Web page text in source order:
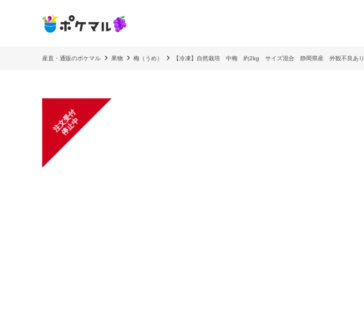
産直・通販のポケマル 果物 梅（うめ） 【冷凍】自然栽培 中梅 約2kg サイズ混合 静岡県産 外観不良あり
注
文
受
付
停
止
中